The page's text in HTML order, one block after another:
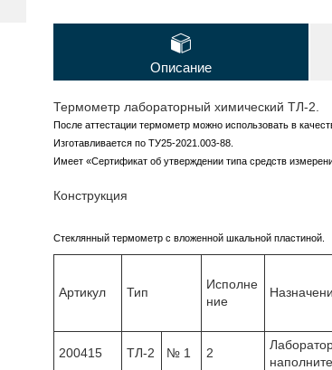
Описание
Термометр лабораторный химический ТЛ-2.
После аттестации термометр можно использовать в
Изготавливается по ТУ25-2021.003-88.
Имеет «Сертификат об утверждении типа средств
Конструкция
Стеклянный термометр с вложенной шкальной пластиной.
Артикул Тип
Исполне
ние
200415 ТЛ-2 № 1 2